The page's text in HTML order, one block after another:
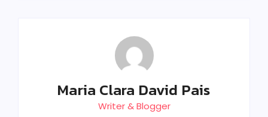
Maria Clara David Pais
Writer & Blogger